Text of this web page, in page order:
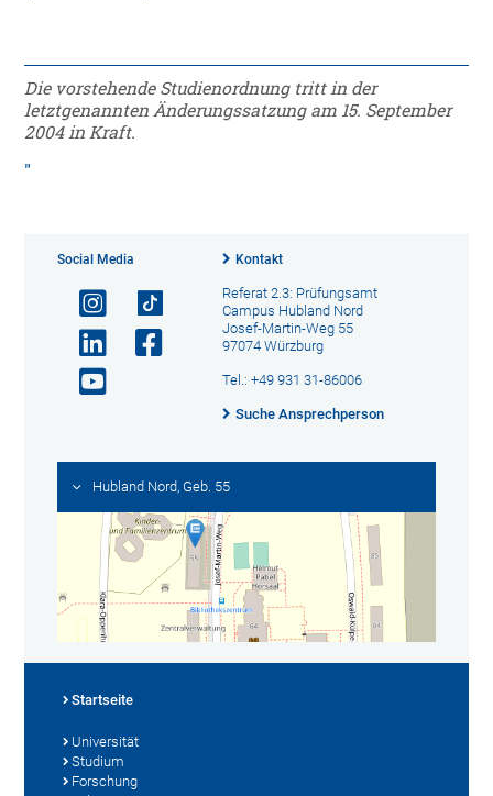
Die vorstehende Studienordnung tritt in der
letztgenannten Änderungssatzung am 15. September
2004 in Kraft.
Social Media Kontakt
Referat 2.3: Prüfungsamt
Campus Hubland Nord
Josef-Martin-Weg 55
97074 Würzburg
Tel.: +49 931 31-86006
Suche Ansprechperson
Hubland Nord, Geb. 55
Startseite
Universität
Studium
Forschung